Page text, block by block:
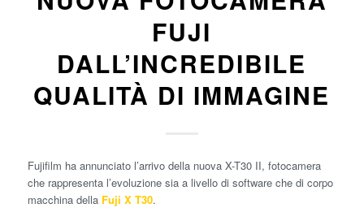
FUJI
DALL’INCREDIBILE
QUALITÀ DI IMMAGINE
Fujifilm ha annunciato l’arrivo della nuova X-T30 II, fotocamera
che rappresenta l’evoluzione sia a livello di software che di corpo
macchina della Fuji X T30.